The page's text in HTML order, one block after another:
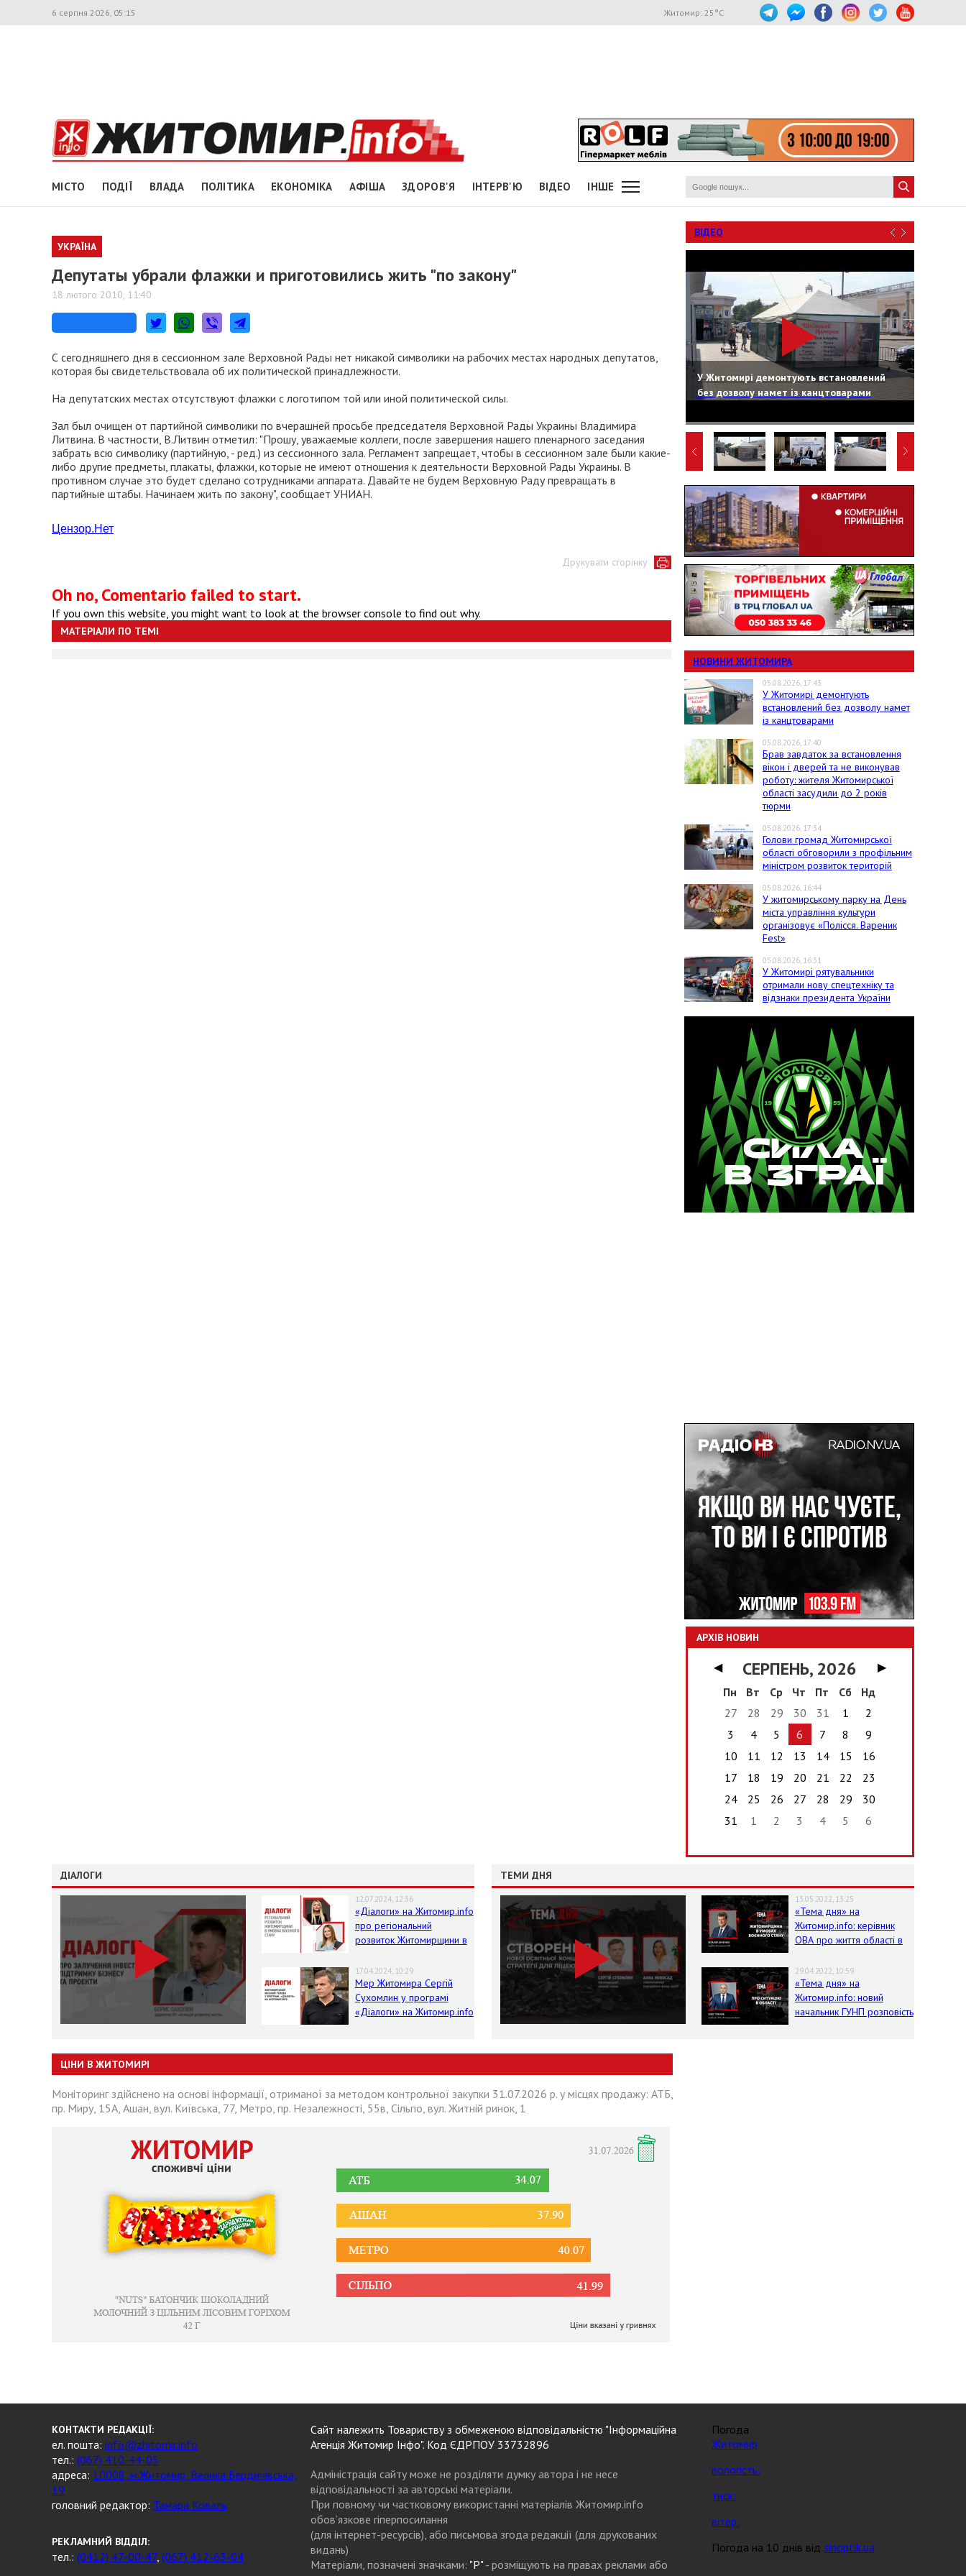
6 серпня 2026, 05:15 Житомир: 25 °C
МІСТО ПОДІЇ ВЛАДА ПОЛІТИКА ЕКОНОМІКА АФІША ЗДОРОВ'Я ІНТЕРВ'Ю ВІДЕО ІНШЕ
УКРАЇНА
Депутаты убрали флажки и приготовились жить "по закону"
18 лютого 2010, 11:40
С сегодняшнего дня в сессионном зале Верховной Рады нет никакой символики на рабочих местах народных депутатов,
которая бы свидетельствовала об их политической принадлежности.
На депутатских местах отсутствуют флажки с логотипом той или иной политической силы.
Зал был очищен от партийной символики по вчерашней просьбе председателя Верховной Рады Украины Владимира
Литвина. В частности, В.Литвин отметил: "Прошу, уважаемые коллеги, после завершения нашего пленарного заседания
забрать всю символику (партийную, - ред.) из сессионного зала. Регламент запрещает, чтобы в сессионном зале были какие-
либо другие предметы, плакаты, флажки, которые не имеют отношения к деятельности Верховной Рады Украины. В
противном случае это будет сделано сотрудниками аппарата. Давайте не будем Верховную Раду превращать в
партийные штабы. Начинаем жить по закону", сообщает УНИАН.
Цензор.Нет
Друкувати сторінку
Oh no, Comentario failed to start.
If you own this website, you might want to look at the browser console to find out why.
МАТЕРІАЛИ ПО ТЕМІ
ВІДЕО
У Житомирі демонтують встановлений
без дозволу намет із канцтоварами
НОВИНИ ЖИТОМИРА
05.08.2026, 17:43
У Житомирі демонтують
встановлений без дозволу намет
із канцтоварами
05.08.2026, 17:40
Брав завдаток за встановлення
вікон і дверей та не виконував
роботу: жителя Житомирської
області засудили до 2 років
тюрми
05.08.2026, 17:34
Голови громад Житомирської
області обговорили з профільним
міністром розвиток територій
05.08.2026, 16:44
У житомирському парку на День
міста управління культури
організовує «Полісся. Вареник
Fest»
05.08.2026, 16:31
У Житомирі рятувальники
отримали нову спецтехніку та
відзнаки президента України
АРХІВ НОВИН
◀ СЕРПЕНЬ, 2026
▶
Пн
Вт Ср Чт Пт Сб
Нд
27
28 29 30 31 1
2
3
4 5 6 7 8
9
10
11 12 13 14 15
16
17
18 19 20 21 22
23
24
25 26 27 28 29
30
31
1 2 3 4 5 6
ДІАЛОГИ
12.07.2024, 12:36
«Діалоги» на Житомир.info
про регіональний
розвиток Житомирщини в
17.04.2024, 10:29
Мер Житомира Сергій
Сухомлин у програмі
«Діалоги» на Житомир.info
ТЕМИ ДНЯ
13.05.2022, 13:25
«Тема дня» на
Житомир.info: керівник
ОВА про життя області в
29.04.2022, 10:59
«Тема дня» на
Житомир.info: новий
начальник ГУНП розповість
ЦІНИ В ЖИТОМИРІ
Моніторинг здійснено на основі інформації, отриманої за методом контрольної закупки 31.07.2026 р. у місцях продажу: АТБ,
пр. Миру, 15А, Ашан, вул. Київська, 77, Метро, пр. Незалежності, 55в, Сільпо, вул. Житній ринок, 1
КОНТАКТИ РЕДАКЦІЇ:
ел. пошта: info@zhitomir.info
тел.: (067) 410-44-05
адреса: 10008, м.Житомир, Велика Бердичівська,
19
головний редактор: Тамара Коваль
РЕКЛАМНИЙ ВІДДІЛ:
тел.: (0412) 47-00-47, (067) 412-63-04
Сайт належить Товариству з обмеженою відповідальністю "Інформаційна
Агенція Житомир Інфо". Код ЄДРПОУ 33732896
Адміністрація сайту може не розділяти думку автора і не несе
відповідальності за авторські матеріали.
При повному чи частковому використанні матеріалів Житомир.info
обов’язкове гіперпосилання
(для інтернет-ресурсів), або письмова згода редакції (для друкованих
видань)
Матеріали, позначені значками: "Р"- розміщують на правах реклами або
Погода
Житомир
вологість:
тиск:
вітер:
Погода на 10 днів від sinoptik.ua